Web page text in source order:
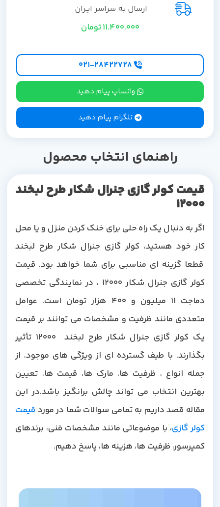
ارسال به سراسر ایران
11.400.000تومان
واتساپ پیام دهید
تلگرام پیام دهید
راهنمای انتخاب محصول
قیمت کولر گازی جنرال شکار طرح لبخند
12000
اگر به دنبال یک راه حلی برای خنک کردن منزل و یا محل
کار خود هستید، کولر گازی جنرال شکار طرح لبخند
قطعا گزینه ای مناسبی برای شما خواهد بود. قیمت
کولر گازی جنرال شکار 12000 ، در نمایندگی تخصصی
دماجت 11 میلیون و 400 هزار تومان است. عوامل
متعددی مانند ظرفیت و مشخصات می توانند بر قیمت
یک کولر گازی جنرال شکار طرح لبخند 12000 تأثیر
بگذارند. با طیف گسترده ای از ویژگی های موجود، از
جمله انواع ، ظرفیت ها، مارک ها، قیمت ها، تعیین
بهترین انتخاب می تواند چالش برانگیز باشد.در این
مقاله قصد داریم به تمامی سوالات شما در موردقیمت
کولر گازی، با موضوعاتی مانند مشخصات فنی، برندهای
کمپرسور، ظرفیت ها، هزینه ها، پاسخ دهیم.